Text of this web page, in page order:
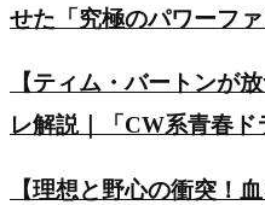
せた「究極のパワーファ
【ティム・バートンが
レ解説｜「CW系青春
【理想と野心の衝突！